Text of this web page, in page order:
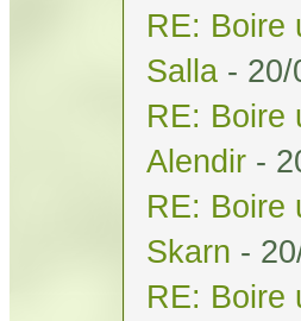
RE: Boire
Salla - 20/
RE: Boire
Alendir -
RE: Boire
Skarn -
RE: Boire